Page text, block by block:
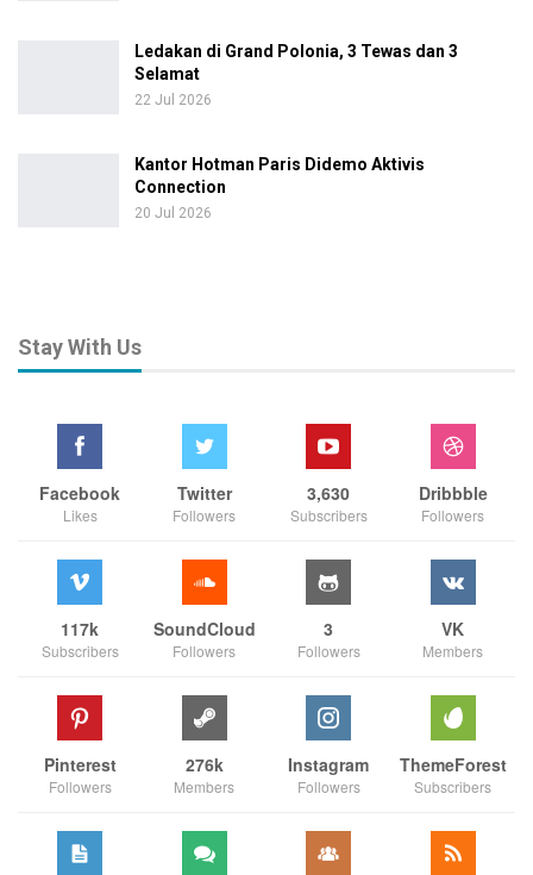
Ledakan di Grand Polonia, 3 Tewas dan 3
Selamat
22 Jul 2026
Kantor Hotman Paris Didemo Aktivis
Connection
20 Jul 2026
Stay With Us
Facebook
Likes
Twitter
Followers
3,630
Subscribers
Dribbble
Followers
117k
Subscribers
SoundCloud
Followers
3
Followers
VK
Members
Pinterest
Followers
276k
Members
Instagram
Followers
ThemeForest
Subscribers